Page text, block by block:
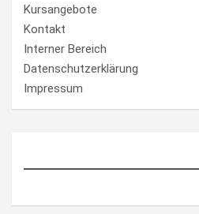
Kursangebote
Kontakt
Interner Bereich
Datenschutzerklärung
Impressum